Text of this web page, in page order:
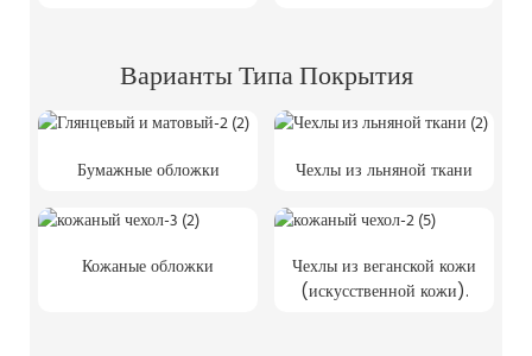
Варианты Типа Покрытия
Бумажные обложки Чехлы из льняной ткани
Кожаные обложки
Чехлы из веганской кожи
(искусственной кожи).